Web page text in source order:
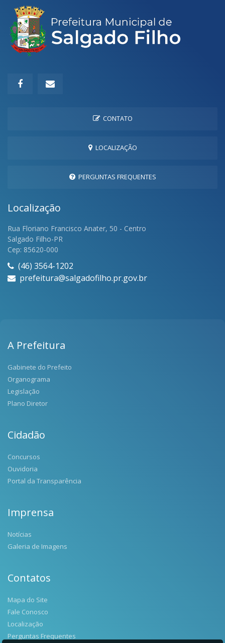
CONTATO
LOCALIZAÇÃO
PERGUNTAS FREQUENTES
Localização
Rua Floriano Francisco Anater, 50 - Centro
Salgado Filho-PR
Cep: 85620-000
(46) 3564-1202
prefeitura@salgadofilho.pr.gov.br
A Prefeitura
Gabinete do Prefeito
Organograma
Legislação
Plano Diretor
Cidadão
Concursos
Ouvidoria
Portal da Transparência
Imprensa
Notícias
Galeria de Imagens
Contatos
Mapa do Site
Fale Conosco
Localização
Perguntas Frequentes